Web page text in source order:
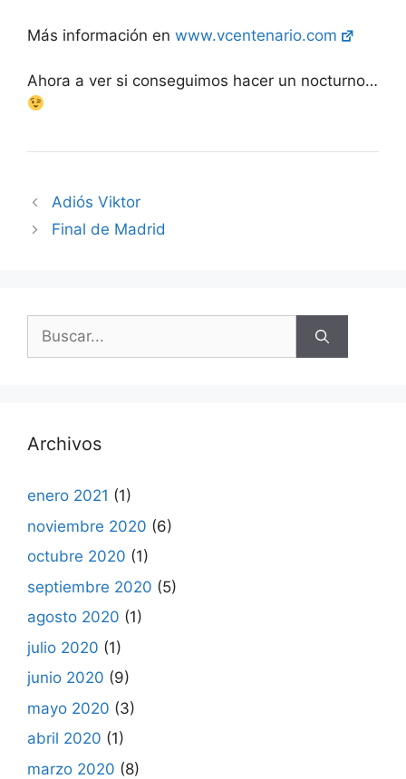
Más información en www.vcentenario.com
Ahora a ver si conseguimos hacer un nocturno…
Adiós Viktor
Final de Madrid
Buscar:
Archivos
enero 2021 (1)
noviembre 2020 (6)
octubre 2020 (1)
septiembre 2020 (5)
agosto 2020 (1)
julio 2020 (1)
junio 2020 (9)
mayo 2020 (3)
abril 2020 (1)
marzo 2020 (8)